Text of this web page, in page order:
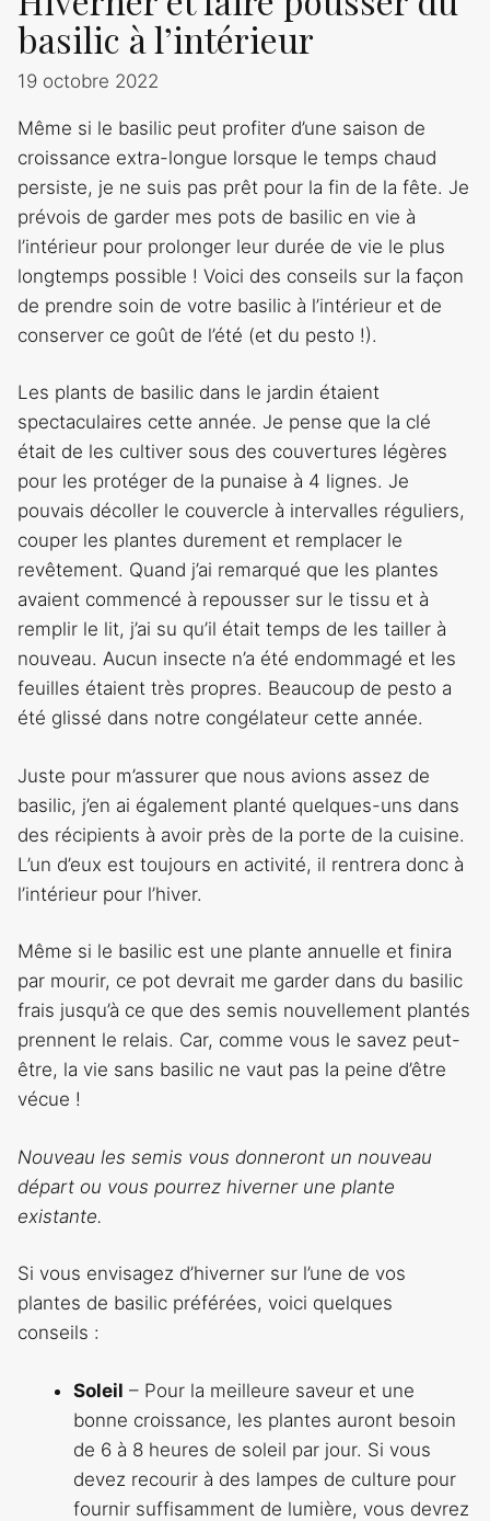
basilic à l’intérieur
19 octobre 2022
Même si le basilic peut profiter d’une saison de
croissance extra-longue lorsque le temps chaud
persiste, je ne suis pas prêt pour la fin de la fête. Je
prévois de garder mes pots de basilic en vie à
l’intérieur pour prolonger leur durée de vie le plus
longtemps possible ! Voici des conseils sur la façon
de prendre soin de votre basilic à l’intérieur et de
conserver ce goût de l’été (et du pesto !).
Les plants de basilic dans le jardin étaient
spectaculaires cette année. Je pense que la clé
était de les cultiver sous des couvertures légères
pour les protéger de la punaise à 4 lignes. Je
pouvais décoller le couvercle à intervalles réguliers,
couper les plantes durement et remplacer le
revêtement. Quand j’ai remarqué que les plantes
avaient commencé à repousser sur le tissu et à
remplir le lit, j’ai su qu’il était temps de les tailler à
nouveau. Aucun insecte n’a été endommagé et les
feuilles étaient très propres. Beaucoup de pesto a
été glissé dans notre congélateur cette année.
Juste pour m’assurer que nous avions assez de
basilic, j’en ai également planté quelques-uns dans
des récipients à avoir près de la porte de la cuisine.
L’un d’eux est toujours en activité, il rentrera donc à
l’intérieur pour l’hiver.
Même si le basilic est une plante annuelle et finira
par mourir, ce pot devrait me garder dans du basilic
frais jusqu’à ce que des semis nouvellement plantés
prennent le relais. Car, comme vous le savez peut-
être, la vie sans basilic ne vaut pas la peine d’être
vécue !
Nouveau les semis vous donneront un nouveau
départ ou vous pourrez hiverner une plante
existante.
Si vous envisagez d’hiverner sur l’une de vos
plantes de basilic préférées, voici quelques
conseils :
Soleil – Pour la meilleure saveur et une
bonne croissance, les plantes auront besoin
de 6 à 8 heures de soleil par jour. Si vous
devez recourir à des lampes de culture pour
fournir suffisamment de lumière, vous devrez